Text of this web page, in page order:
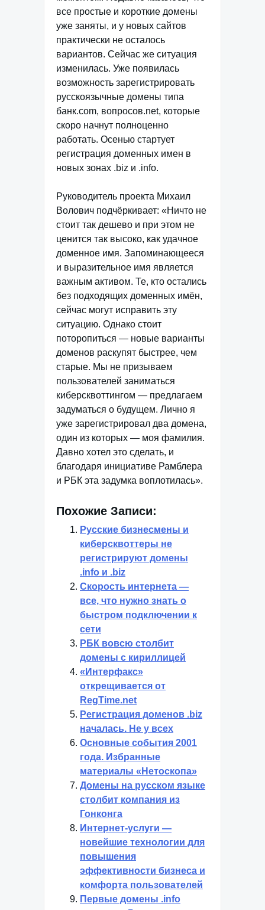
все простые и короткие домены
уже заняты, и у новых сайтов
практически не осталось
вариантов. Сейчас же ситуация
изменилась. Уже появилась
возможность зарегистрировать
русскоязычные домены типа
банк.com, вопросов.net, которые
скоро начнут полноценно
работать. Осенью стартует
регистрация доменных имен в
новых зонах .biz и .info.
Руководитель проекта Михаил
Волович подчёркивает: «Ничто не
стоит так дешево и при этом не
ценится так высоко, как удачное
доменное имя. Запоминающееся
и выразительное имя является
важным активом. Те, кто остались
без подходящих доменных имён,
сейчас могут исправить эту
ситуацию. Однако стоит
поторопиться — новые варианты
доменов раскупят быстрее, чем
старые. Мы не призываем
пользователей заниматься
киберсквоттингом — предлагаем
задуматься о будущем. Лично я
уже зарегистрировал два домена,
один из которых — моя фамилия.
Давно хотел это сделать, и
благодаря инициативе Рамблера
и РБК эта задумка воплотилась».
Похожие Записи:
Русские бизнесмены и
киберсквоттеры не
регистрируют домены
.info и .biz
Скорость интернета —
все, что нужно знать о
быстром подключении к
сети
РБК вовсю столбит
домены с кириллицей
«Интерфакс»
открещивается от
RegTime.net
Регистрация доменов .biz
началась. Не у всех
Основные события 2001
года. Избранные
материалы «Нетоскопа»
Домены на русском языке
столбит компания из
Гонконга
Интернет-услуги —
новейшие технологии для
повышения
эффективности бизнеса и
комфорта пользователей
Первые домены .info